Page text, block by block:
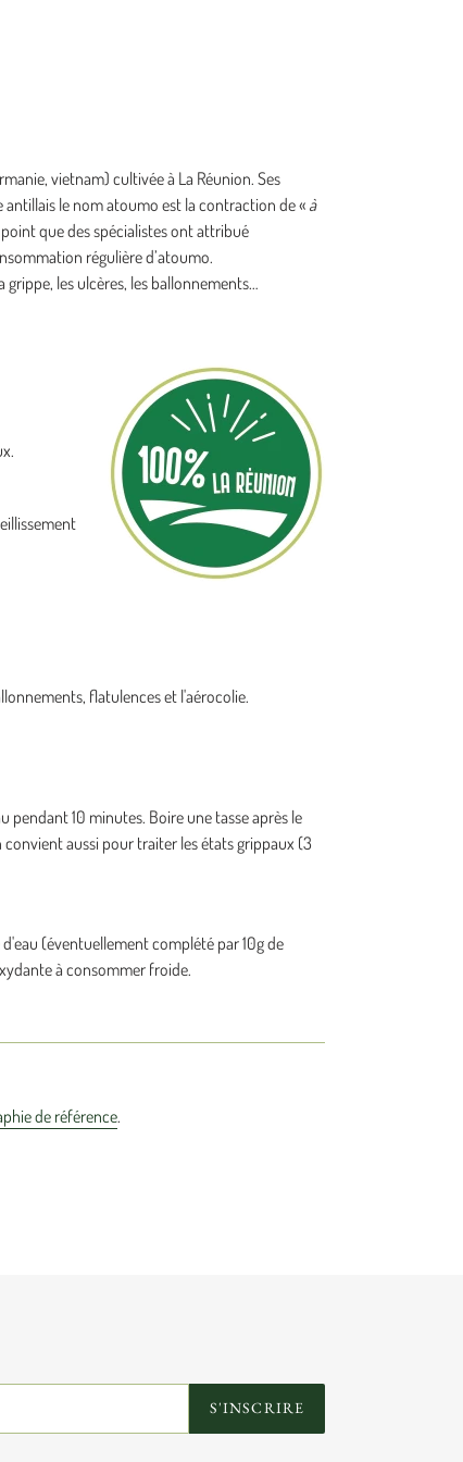
vietnam) cultivée à La Réunion. Ses
le nom atoumo est la contraction de « à
que des spécialistes ont attribué
régulière d’atoumo.
grippe, les ulcères, les ballonnements…
flatulences et l'aérocolie.
pendant 10 minutes. Boire une tasse après le
aussi pour traiter les états grippaux (3
(éventuellement complété par 10g de
à consommer froide.
de référence.
S'INSCRIRE